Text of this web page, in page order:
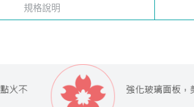
規格說明